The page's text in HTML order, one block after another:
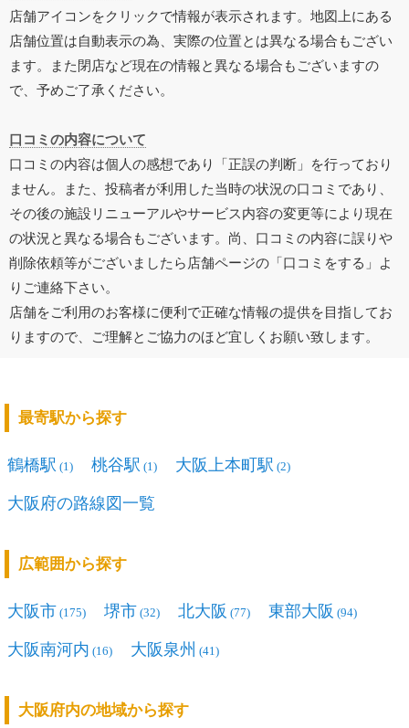
店舗アイコンをクリックで情報が表示されます。地図上にある
店舗位置は自動表示の為、実際の位置とは異なる場合もござい
ます。また閉店など現在の情報と異なる場合もございますの
で、予めご了承ください。
口コミの内容について
口コミの内容は個人の感想であり「正誤の判断」を行っており
ません。また、投稿者が利用した当時の状況の口コミであり、
その後の施設リニューアルやサービス内容の変更等により現在
の状況と異なる場合もございます。尚、口コミの内容に誤りや
削除依頼等がございましたら店舗ページの「口コミをする」よ
りご連絡下さい。
店舗をご利用のお客様に便利で正確な情報の提供を目指してお
りますので、ご理解とご協力のほど宜しくお願い致します。
最寄駅から探す
鶴橋駅 (1) 桃谷駅 (1) 大阪上本町駅 (2)
大阪府の路線図一覧
広範囲から探す
大阪市 (175) 堺市 (32) 北大阪 (77) 東部大阪 (94)
大阪南河内 (16) 大阪泉州 (41)
大阪府内の地域から探す